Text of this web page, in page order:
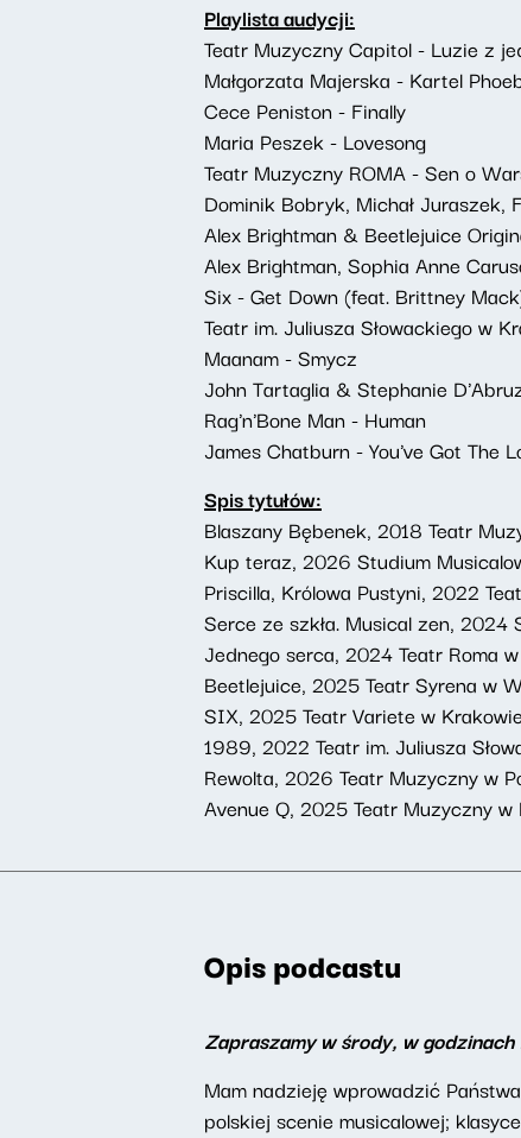
Playlista audycji:
Teatr Muzyczny Capitol - Luzie z
Małgorzata Majerska - Kartel
Cece Peniston - Finally
Maria Peszek - Lovesong
Teatr Muzyczny ROMA - Sen o
Dominik Bobryk, Michał
Alex Brightman & Beetlejuice
Alex Brightman, Sophia Anne
Six - Get Down (feat. Brittney
Teatr im. Juliusza Słowackiego w
Maanam - Smycz
John Tartaglia & Stephanie
Rag'n'Bone Man - Human
James Chatburn - You've Got The
Spis tytułów:
Blaszany Bębenek, 2018 Teatr
Kup teraz, 2026 Studium
Priscilla, Królowa Pustyni, 2022
Serce ze szkła. Musical zen, 2024
Jednego serca, 2024 Teatr Roma
Beetlejuice, 2025 Teatr Syrena w
SIX, 2025 Teatr Variete w Krakowie
1989, 2022 Teatr im. Juliusza
Rewolta, 2026 Teatr Muzyczny w
Avenue Q, 2025 Teatr Muzyczny w
Opis podcastu
Zapraszamy w środy, w
Mam nadzieję wprowadzić
polskiej scenie musicalowej;